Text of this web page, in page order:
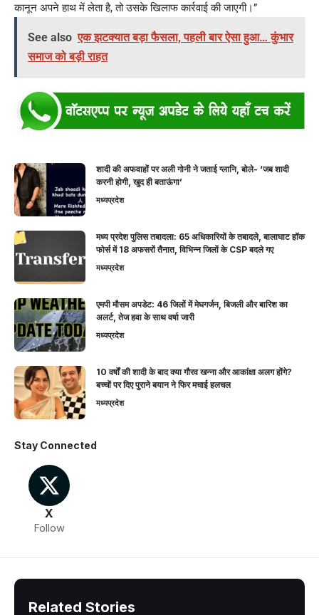
कानून अपने हाथ में लेता है, तो उसके खिलाफ कार्रवाई की जाएगी।”
See also एक झटक्यात बड़ा फैसला, पहली बार ऐसा हुआ… कुंभार
समाज को बड़ी राहत
शादी की अफवाहों पर अली गोनी ने जताई ग्लानि, बोले- ‘जब शादी
करनी होगी, खुद ही बताऊंगा’
मध्यप्रदेश
मध्य प्रदेश पुलिस तबादला: 65 अधिकारियों के तबादले, बालाघाट हॉक
फोर्स में 18 अफसरों तैनात, विभिन्न जिलों के CSP बदले गए
मध्यप्रदेश
एमपी मौसम अपडेट: 46 जिलों में मेघगर्जन, बिजली और बारिश का
अलर्ट, तेज हवा के साथ वर्षा जारी
मध्यप्रदेश
10 वर्षों की शादी के बाद क्या गौरव खन्ना और आकांक्षा अलग होंगे?
बच्चों पर दिए पुराने बयान ने फिर मचाई हलचल
मध्यप्रदेश
Stay Connected
X
Follow
Related Stories